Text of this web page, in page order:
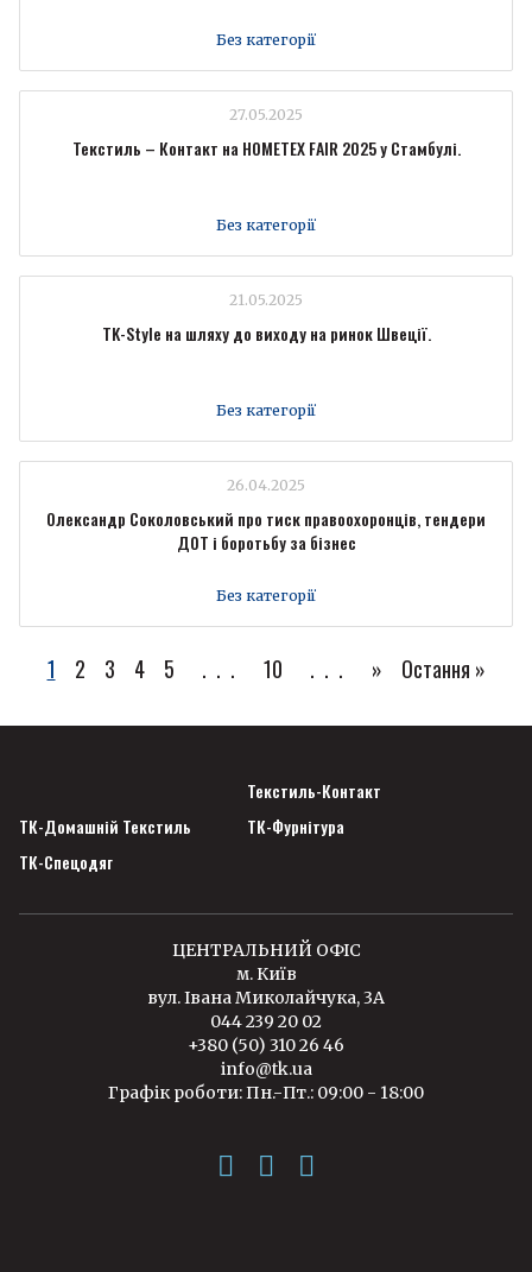
Без категорії
27.05.2025
Текстиль – Контакт на HOMETEX FAIR 2025 у Стамбулі.
Без категорії
21.05.2025
TK-Style на шляху до виходу на ринок Швеції.
Без категорії
26.04.2025
Олександр Соколовський про тиск правоохоронців, тендери
ДОТ і боротьбу за бізнес
Без категорії
1 2 3 4 5 ... 10 ... » Остання »
Текстиль-Контакт
ТК-Домашній Текстиль
ТК-Фурнітура
ТК-Спецодяг
ЦЕНТРАЛЬНИЙ ОФІС
м. Київ
вул. Івана Миколайчука, 3А
044 239 20 02
+380 (50) 310 26 46
info@tk.ua
Графік роботи: Пн.-Пт.: 09:00 - 18:00